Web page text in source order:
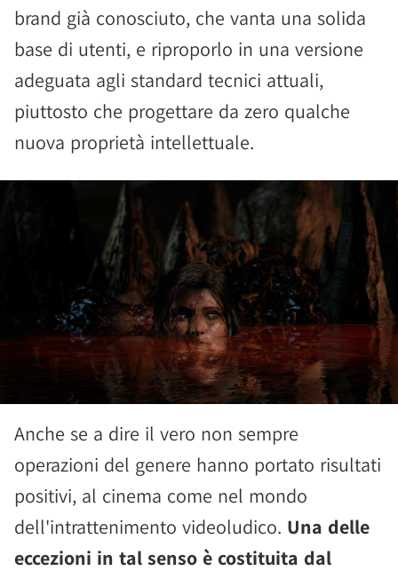
brand già conosciuto, che vanta una solida
base di utenti, e riproporlo in una versione
adeguata agli standard tecnici attuali,
piuttosto che progettare da zero qualche
nuova proprietà intellettuale.
Anche se a dire il vero non sempre
operazioni del genere hanno portato risultati
positivi, al cinema come nel mondo
dell'intrattenimento videoludico. Una delle
eccezioni in tal senso è costituita dal